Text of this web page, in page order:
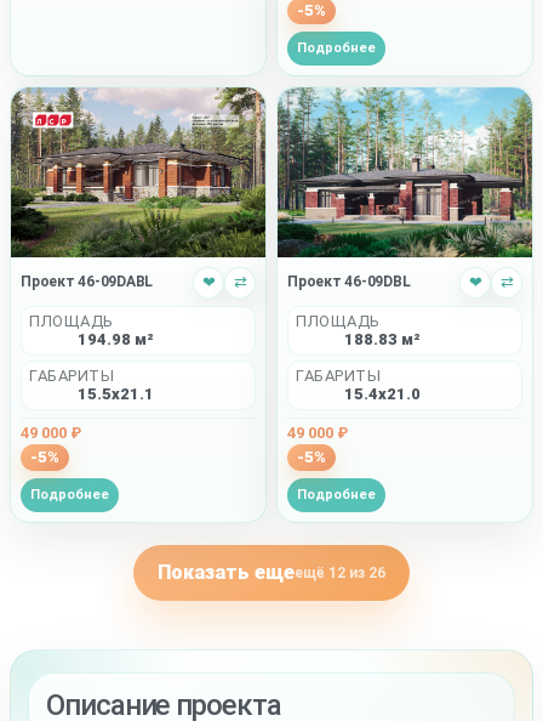
-5%
Подробнее
Проект 46-09DABL ❤ ⇄
ПЛОЩАДЬ
194.98 м²
ГАБАРИТЫ
15.5x21.1
49 000 ₽
-5%
Подробнее
Проект 46-09DBL ❤ ⇄
ПЛОЩАДЬ
188.83 м²
ГАБАРИТЫ
15.4x21.0
49 000 ₽
-5%
Подробнее
Показать ещеещё 12 из 26
Описание проекта